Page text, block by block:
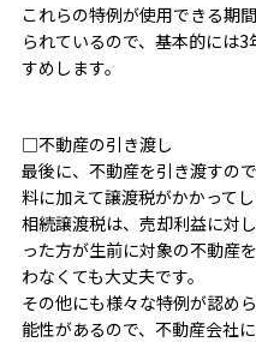
これらの特例が使用できる期
られているので、基本的には
すめします。
□不動産の引き渡し
最後に、不動産を引き渡すの
料に加えて譲渡税がかかって
相続譲渡税は、売却利益に対
った方が生前に対象の不動産
わなくても大丈夫です。
その他にも様々な特例が認め
能性があるので、不動産会社